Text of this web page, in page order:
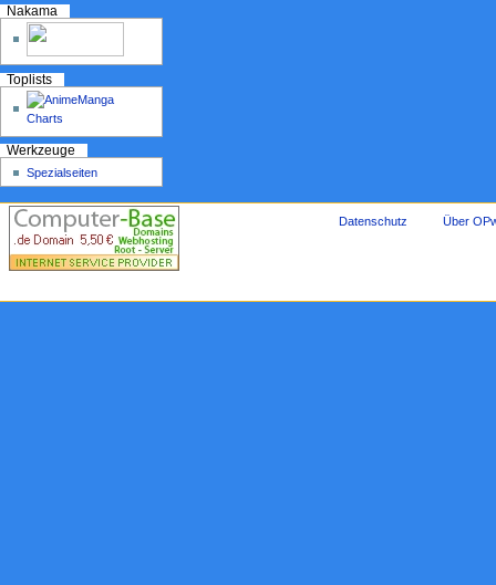
Nakama
Toplists
Werkzeuge
Spezialseiten
Datenschutz Über